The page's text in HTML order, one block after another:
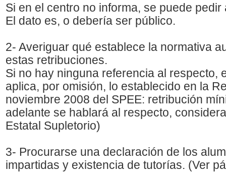
Si en el centro no informa, se puede pedir
El dato es, o debería ser público.
2- Averiguar qué establece la normativa
estas retribuciones.
Si no hay ninguna referencia al respecto,
aplica, por omisión, lo establecido en la
noviembre 2008 del SPEE: retribución
adelante se hablará al respecto,
Estatal Supletorio)
3- Procurarse una declaración de los
impartidas y existencia de tutorías. (Ver